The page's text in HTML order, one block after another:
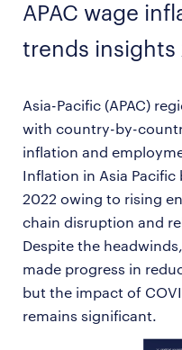
APAC wage
trends insights
Asia-Pacific (APAC)
with country-by-
inflation and
Inflation in Asia
2022 owing to rising
chain disruption and
Despite the
made progress in
but the impact of
remains significant.